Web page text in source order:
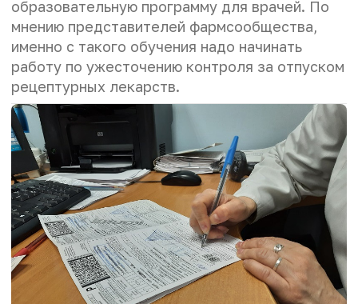
образовательную программу для врачей. По
мнению представителей фармсообщества,
именно с такого обучения надо начинать
работу по ужесточению контроля за отпуском
рецептурных лекарств.